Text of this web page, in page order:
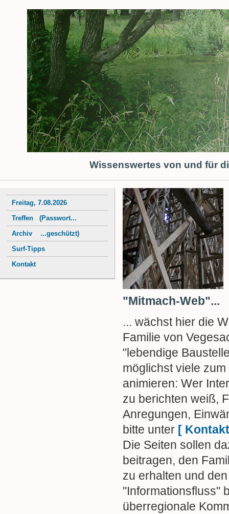
Wissenswertes von und für
Freitag, 7.08.2026
Treffen (Passwort...
Archiv ...geschützt)
Surf-Tipps
Kontakt
"Mitmach-Web"...
... wächst hier die
Familie von
"lebendige
möglichst viele zum
animieren: Wer
zu berichten weiß,
Anregungen,
bitte unter [
Die Seiten sollen
beitragen, den
zu erhalten und den
"Informationsfluss"
überregionale